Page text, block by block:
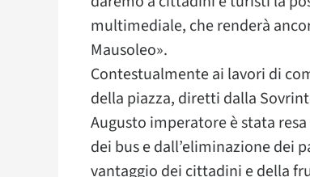
multimediale, che renderà
Mausoleo».
Contestualmente ai lavori di
della piazza, diretti dalla
Augusto imperatore è stata
dei bus e dall’eliminazione dei
vantaggio dei cittadini e della